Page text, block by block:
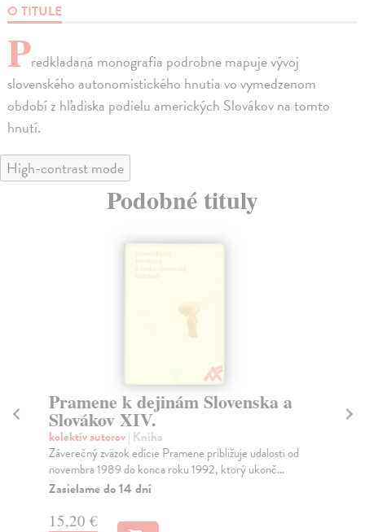
O TITULE
Predkladaná monografia podrobne mapuje vývoj
slovenského autonomistického hnutia vo vymedzenom
období z hľadiska podielu amerických Slovákov na tomto
hnutí.
High-contrast mode
Podobné tituly
Pramene k dejinám Slovenska a
Slovákov XIV.
kolektív autorov| Kniha
Záverečný zväzok edície Pramene približuje udalosti od
novembra 1989 do konca roku 1992, ktorý ukonč...
Zasielame do 14 dní
15,20 €